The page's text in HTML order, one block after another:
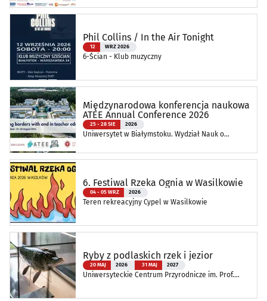
Phil Collins / In the Air Tonight
12 WRZ 2026
6-Ścian - Klub muzyczny
Międzynarodowa konferencja naukowa
ATEE Annual Conference 2026
25 - 28 SIE 2026
Uniwersytet w Białymstoku. Wydział Nauk o
6. Festiwal Rzeka Ognia w Wasilkowie
04 - 05 WRZ 2026
Teren rekreacyjny Cypel w Wasilkowie
Ryby z podlaskich rzek i jezior
20 MAJ 2026 31 MAJ 2027
Uniwersyteckie Centrum Przyrodnicze im. Prof.